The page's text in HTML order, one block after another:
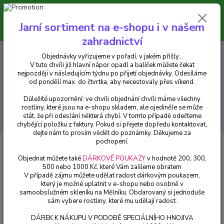
Minimální hodnota pro odeslání z e-shopu je 300 Kč.
V tuto chvíli již hlavní nápor objednávek opadl a balíček můžete čekat
nejpozději v následujícím týdnu po přijetí objednávky. Objednávky
vyřizujeme v pořadí, v jakém přišly...
Menu
CZK
Hledat
+420 602 223 614
Máta japonská- abura - 1 ks
Máta japonská- abura - 1 ks
Jarní sortiment na e-shopu i v našem
zahradnictví
Objednávky vyřizujeme v pořadí, v jakém přišly...
V tuto chvíli již hlavní nápor opadl a balíček můžete čekat
nejpozději v následujícím týdnu po přijetí objednávky. Odesíláme
od pondělí max. do čtvrtka, aby necestovaly přes víkend.
Důležité upozornění: ve chvíli objednání chvíli máme všechny
rostliny, které jsou na e-shopu skladem, ale ojediněle se může
stát, že při odeslání některá chybí. V tomto případě odečteme
chybějící položku z faktury. Pokud si přejete dopředu kontaktovat,
dejte nám to prosím vědět do poznámky. Děkujeme za
pochopení.
Objednat můžete takéDÁRKOVÉ POUKAZYv hodnotě 200, 300,
500 nebo 1000 Kč, které Vám zašleme obratem
V případě zájmu můžete udělat radost dárkovým poukazem,
který je možné uplatnit v e-shopu nebo osobně v
samoobslužném skleníku na Mělníku. Obdarovaný si jednoduše
sám vybere rostliny, které mu udělají radost.
DÁREK K NÁKUPU V PODOBĚ SPECIÁLNÍHO HNOJIVA